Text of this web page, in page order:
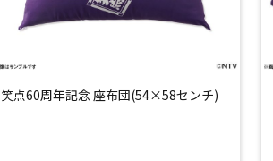
笑点60周年記念 座布団(54×58センチ)